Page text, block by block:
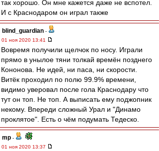
так хорошо. Он мне кажется даже не вспотел.
И с Краснодаром он играл также
blind_guardian -
01 ноя 2020 13:41
Вовремя получили щелчок по носу. Играли
прямо в унылое тяни толкай времён позднего
Кононова. Не идей, ни паса, ни скорости.
Витёк проходил по полю 99.9% времени,
видимо уверовал после гола Краснодару что
тут он топ. Не топ. А выписать ему поджопник
некому. Впереди сложный Урал и "Динамо
проклятое". Есть о чём подумать Тедеско.
mp -
01 ноя 2020 13:37